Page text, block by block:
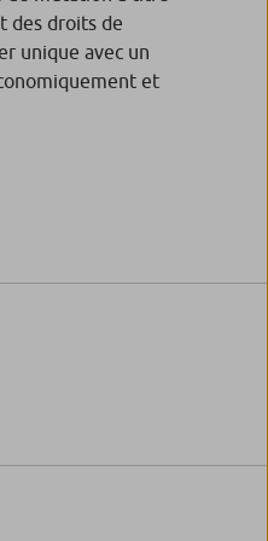
des droits de
unique avec un
et